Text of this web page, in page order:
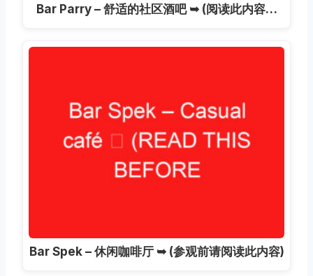
Bar Parry – 舒适的社区酒吧 ➥ (阅读此内容…
Bar Spek – 休闲咖啡厅 ➥ (参观前请阅读此内容)